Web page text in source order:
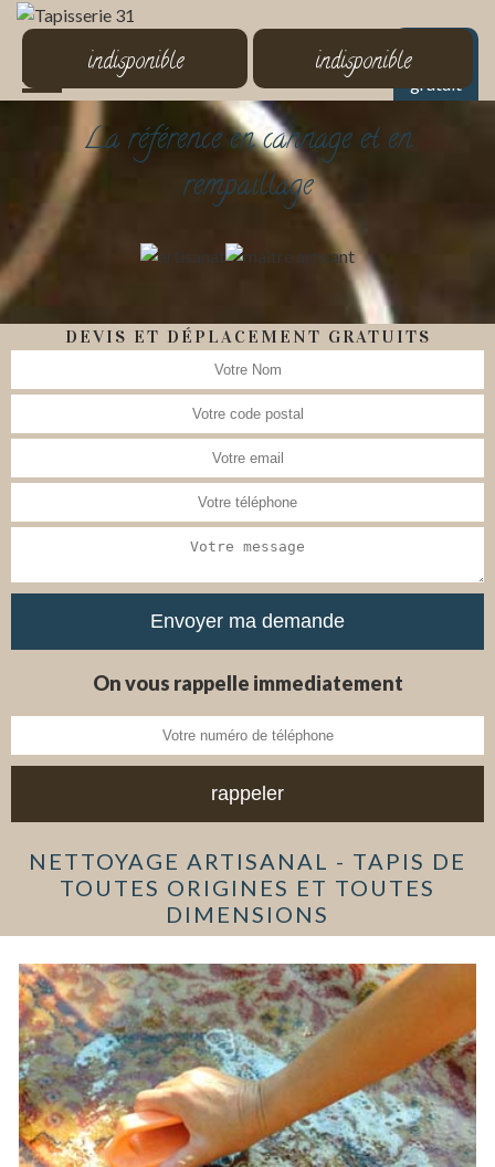
Devis
gratuit
indisponible indisponible
La référence en cannage et en
rempaillage
DEVIS ET DÉPLACEMENT GRATUITS
On vous rappelle immediatement
NETTOYAGE ARTISANAL - TAPIS DE
TOUTES ORIGINES ET TOUTES
DIMENSIONS